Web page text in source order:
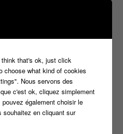
souris
that's ok, just click
choose what kind of cookies
Nous servons des
c'est ok, cliquez simplement
également choisir le
souhaitez en cliquant sur